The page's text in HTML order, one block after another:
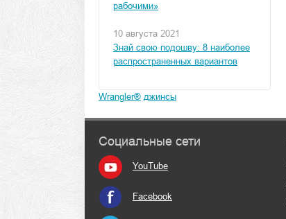
рабочими»
10 августа 2021
Знай свою подошву: 8 наиболее
распространенных вариантов
Wrangler® джинсы
Социальные сети
YouTube
Facebook